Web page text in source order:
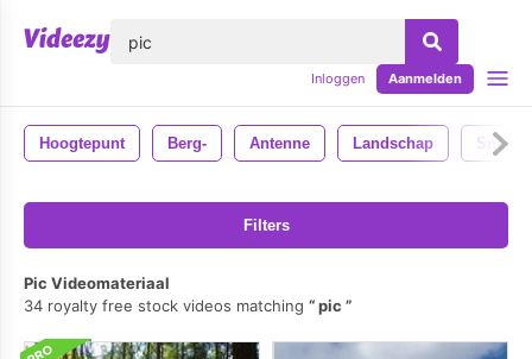
Inloggen Aanmelden
Hoogtepunt Berg- Antenne Landschap
Filters
Pic Videomateriaal
34 royalty free stock videos matching
pic